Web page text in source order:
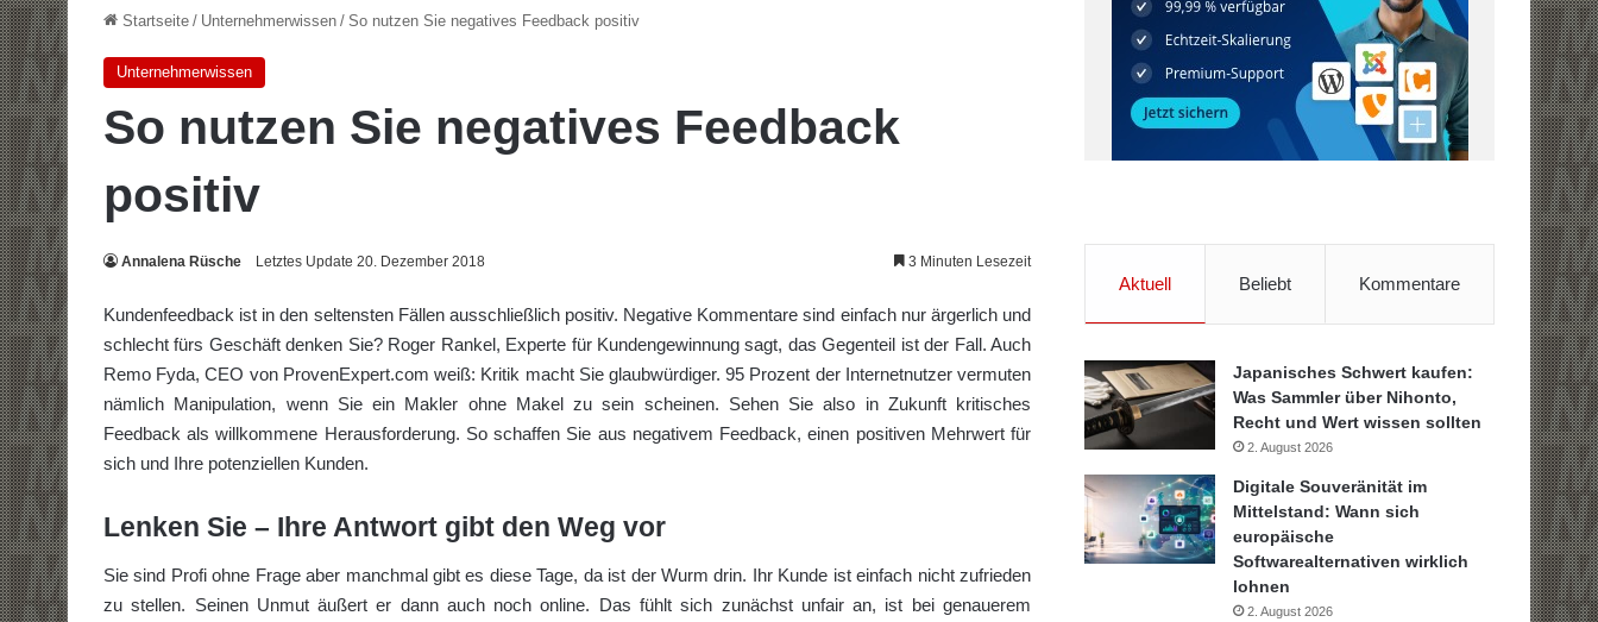
Startseite / Unternehmerwissen / So nutzen Sie negatives Feedback positiv
Unternehmerwissen
So nutzen Sie negatives Feedback
positiv
Annalena Rüsche Letztes Update 20. Dezember 2018 3 Minuten Lesezeit
Kundenfeedback ist in den seltensten Fällen ausschließlich positiv. Negative Kommentare sind einfach nur ärgerlich und
schlecht fürs Geschäft denken Sie? Roger Rankel, Experte für Kundengewinnung sagt, das Gegenteil ist der Fall. Auch
Remo Fyda, CEO von ProvenExpert.com weiß: Kritik macht Sie glaubwürdiger. 95 Prozent der Internetnutzer vermuten
nämlich Manipulation, wenn Sie ein Makler ohne Makel zu sein scheinen. Sehen Sie also in Zukunft kritisches
Feedback als willkommene Herausforderung. So schaffen Sie aus negativem Feedback, einen positiven Mehrwert für
sich und Ihre potenziellen Kunden.
Lenken Sie – Ihre Antwort gibt den Weg vor
Sie sind Profi ohne Frage aber manchmal gibt es diese Tage, da ist der Wurm drin. Ihr Kunde ist einfach nicht zufrieden
zu stellen. Seinen Unmut äußert er dann auch noch online. Das fühlt sich zunächst unfair an, ist bei genauerem
Aktuell Beliebt Kommentare
Japanisches Schwert kaufen:
Was Sammler über Nihonto,
Recht und Wert wissen sollten
2. August 2026
Digitale Souveränität im
Mittelstand: Wann sich
europäische
Softwarealternativen wirklich
lohnen
2. August 2026